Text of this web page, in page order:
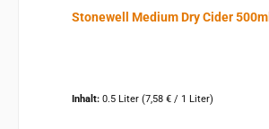
Stonewell Medium Dry Cider 500ml
Inhalt: 0.5 Liter (7,58 € / 1 Liter)